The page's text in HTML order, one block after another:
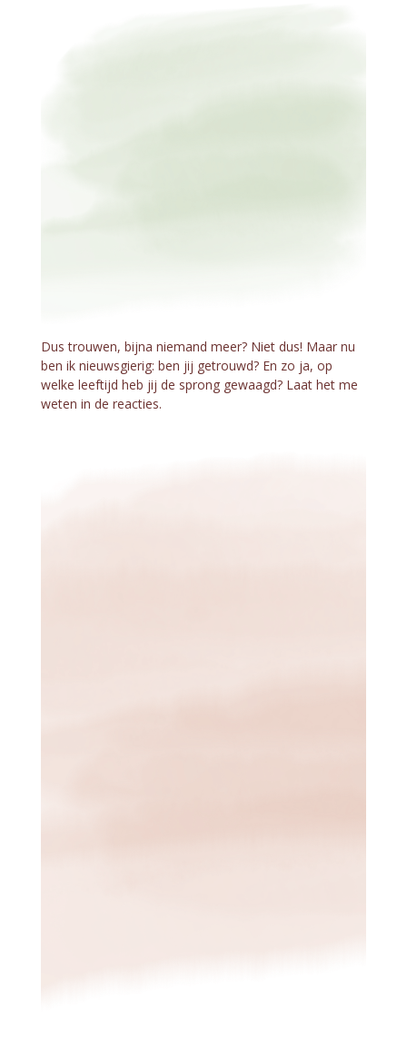
Dus trouwen, bijna niemand meer? Niet dus! Maar nu
ben ik nieuwsgierig: ben jij getrouwd? En zo ja, op
welke leeftijd heb jij de sprong gewaagd? Laat het me
weten in de reacties.